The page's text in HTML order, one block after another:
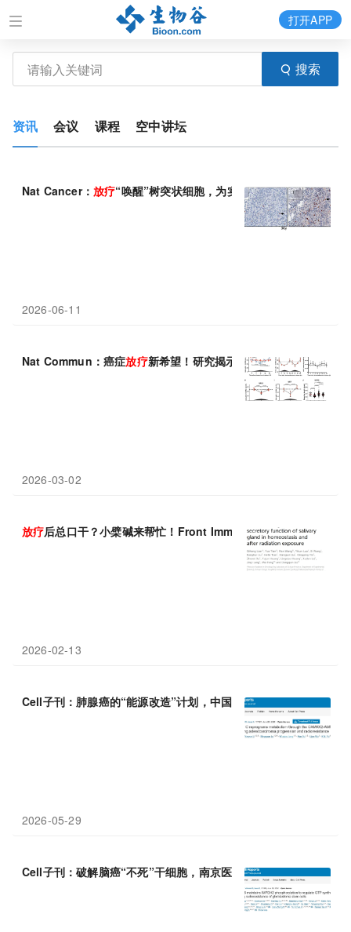
搜索
打开APP
资讯 会议 课程 空中讲坛
Nat Cancer： 放疗“唤醒”树突状细胞，为实体瘤CAR-T提供局部“
2026-06-11
Nat Commun：癌症放疗新希望！研究揭示生物钟与DNA修复之
2026-03-02
放疗后总口干？小檗碱来帮忙！Front Immunol研究证实其双向守
2026-02-13
Cell子刊：肺腺癌的“能源改造”计划，中国学者发现蛋白GSDMC
2026-05-29
Cell子刊：破解脑癌“不死”干细胞，南京医科大学张军霞等团队发